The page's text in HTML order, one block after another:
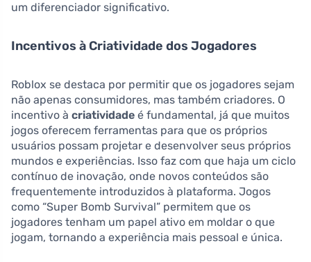
um diferenciador significativo.
Incentivos à Criatividade dos Jogadores
Roblox se destaca por permitir que os jogadores sejam
não apenas consumidores, mas também criadores. O
incentivo à criatividade é fundamental, já que muitos
jogos oferecem ferramentas para que os próprios
usuários possam projetar e desenvolver seus próprios
mundos e experiências. Isso faz com que haja um ciclo
contínuo de inovação, onde novos conteúdos são
frequentemente introduzidos à plataforma. Jogos
como “Super Bomb Survival” permitem que os
jogadores tenham um papel ativo em moldar o que
jogam, tornando a experiência mais pessoal e única.